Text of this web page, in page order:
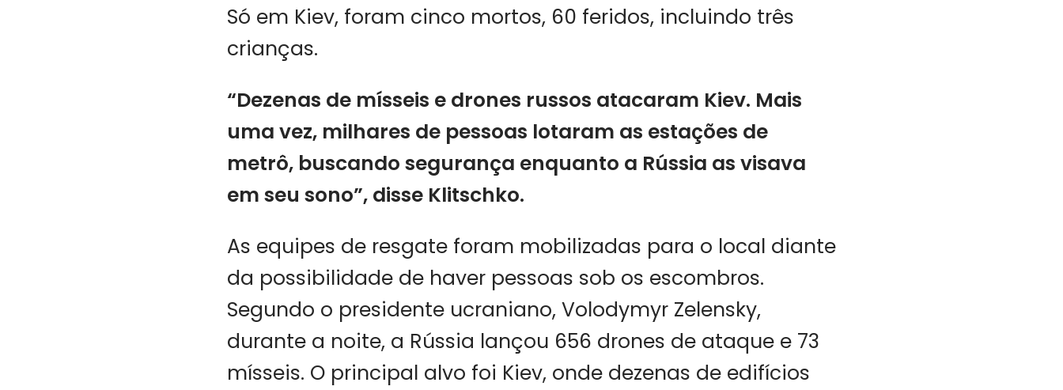
Só em Kiev, foram cinco mortos, 60 feridos, incluindo três
crianças.
“Dezenas de mísseis e drones russos atacaram Kiev. Mais
uma vez, milhares de pessoas lotaram as estações de
metrô, buscando segurança enquanto a Rússia as visava
em seu sono”, disse Klitschko.
As equipes de resgate foram mobilizadas para o local diante
da possibilidade de haver pessoas sob os escombros.
Segundo o presidente ucraniano, Volodymyr Zelensky,
durante a noite, a Rússia lançou 656 drones de ataque e 73
mísseis. O principal alvo foi Kiev, onde dezenas de edifícios